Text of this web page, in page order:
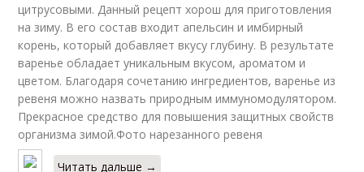
цитрусовыми. Данный рецепт хорош для приготовления
на зиму. В его состав входит апельсин и имбирный
корень, который добавляет вкусу глубину. В результате
варенье обладает уникальным вкусом, ароматом и
цветом. Благодаря сочетанию ингредиентов, варенье из
ревеня можно назвать природным иммуномодулятором.
Прекрасное средство для повышения защитных свойств
организма зимой.Фото нарезанного ревеня
Читать дальше →